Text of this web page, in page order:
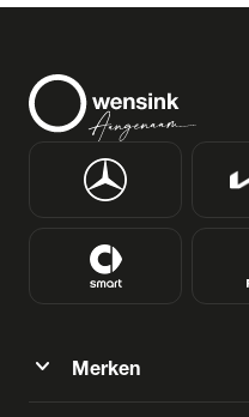
expand_more Merken